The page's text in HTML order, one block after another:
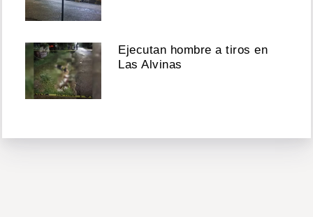
Ejecutan hombre a tiros en
Las Alvinas